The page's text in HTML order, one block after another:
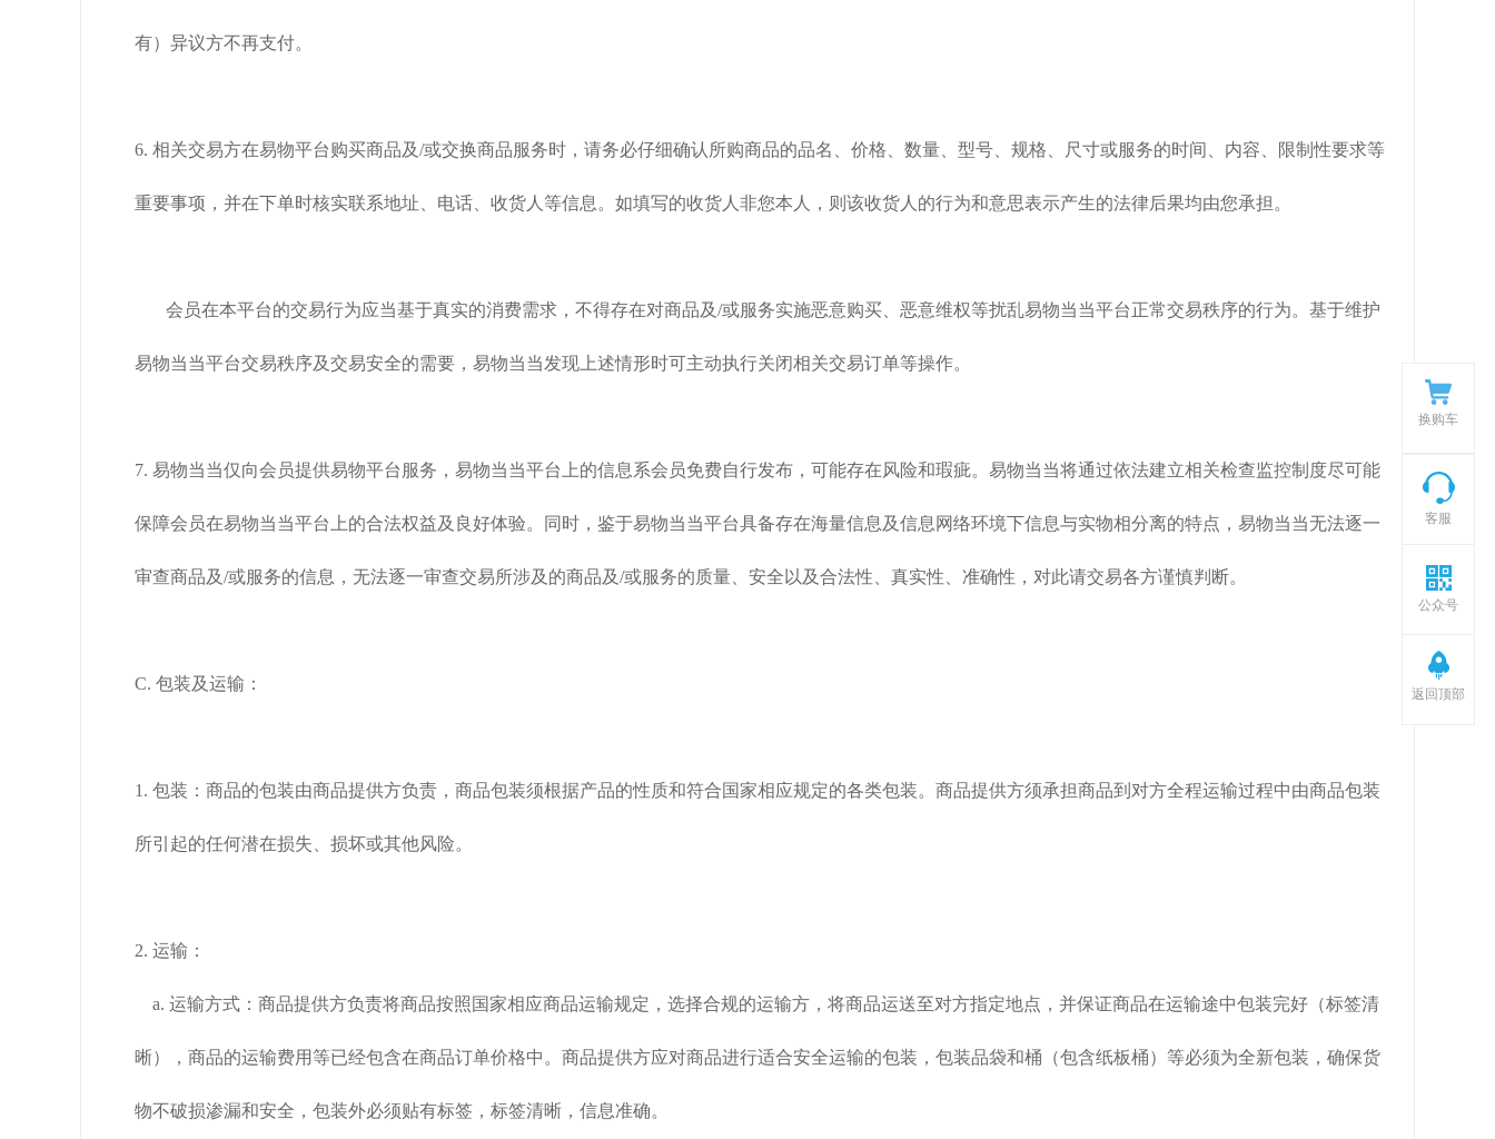
有）异议方不再支付。
6. 相关交易方在易物平台购买商品及/或交换商品服务时，请务必仔细确认所购商品的品名、价格、数量、型号、规格、尺寸或服务的时间、内容、限制性要求等
重要事项，并在下单时核实联系地址、电话、收货人等信息。如填写的收货人非您本人，则该收货人的行为和意思表示产生的法律后果均由您承担。
会员在本平台的交易行为应当基于真实的消费需求，不得存在对商品及/或服务实施恶意购买、恶意维权等扰乱易物当当平台正常交易秩序的行为。基于维护
易物当当平台交易秩序及交易安全的需要，易物当当发现上述情形时可主动执行关闭相关交易订单等操作。
7. 易物当当仅向会员提供易物平台服务，易物当当平台上的信息系会员免费自行发布，可能存在风险和瑕疵。易物当当将通过依法建立相关检查监控制度尽可能
保障会员在易物当当平台上的合法权益及良好体验。同时，鉴于易物当当平台具备存在海量信息及信息网络环境下信息与实物相分离的特点，易物当当无法逐一
审查商品及/或服务的信息，无法逐一审查交易所涉及的商品及/或服务的质量、安全以及合法性、真实性、准确性，对此请交易各方谨慎判断。
C. 包装及运输：
1. 包装：商品的包装由商品提供方负责，商品包装须根据产品的性质和符合国家相应规定的各类包装。商品提供方须承担商品到对方全程运输过程中由商品包装
所引起的任何潜在损失、损坏或其他风险。
2. 运输：
a. 运输方式：商品提供方负责将商品按照国家相应商品运输规定，选择合规的运输方，将商品运送至对方指定地点，并保证商品在运输途中包装完好（标签清
晰），商品的运输费用等已经包含在商品订单价格中。商品提供方应对商品进行适合安全运输的包装，包装品袋和桶（包含纸板桶）等必须为全新包装，确保货
物不破损渗漏和安全，包装外必须贴有标签，标签清晰，信息准确。
换购车
客服
公众号
返回顶部